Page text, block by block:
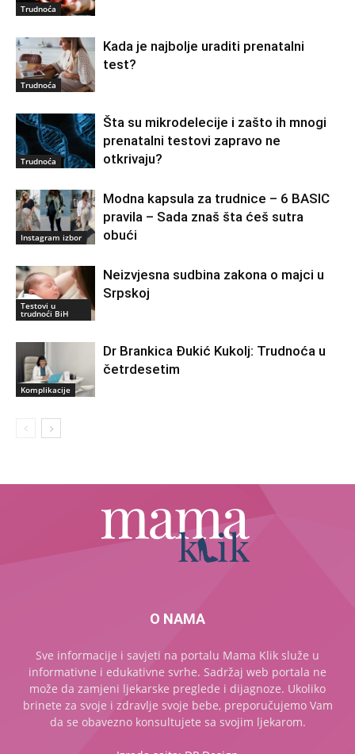
Trudnoća
Trudnoća
Kada je najbolje uraditi prenatalni
test?
Trudnoća
Šta su mikrodelecije i zašto ih mnogi
prenatalni testovi zapravo ne
otkrivaju?
Instagram izbor
Modna kapsula za trudnice – 6 BASIC
pravila – Sada znaš šta ćeš sutra
obući
Testovi u
trudnoći BiH
Neizvjesna sudbina zakona o majci u
Srpskoj
Komplikacije
Dr Brankica Đukić Kukolj: Trudnoća u
četrdesetim
O NAMA
Sve informacije i savjeti na portalu Mama Klik služe u
informativne i edukativne svrhe. Sadržaj web portala ne
može da zamjeni ljekarske preglede i dijagnoze. Ukoliko
brinete za svoje i zdravlje svoje bebe, preporučujemo Vam
da se obavezno konsultujete sa svojim ljekarom.